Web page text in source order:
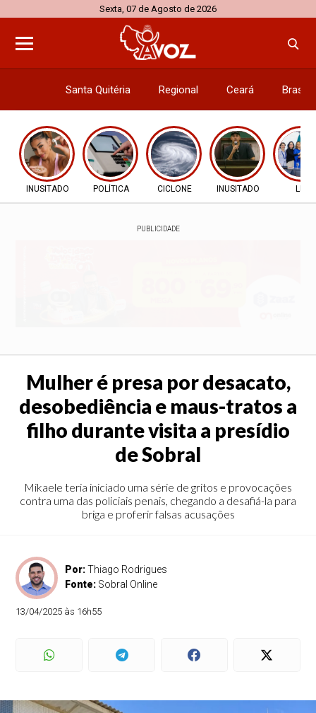
Sexta, 07 de Agosto de 2026
Santa Quitéria Regional Ceará Brasil
INUSITADO POLÍTICA CICLONE INUSITADO LEI
PUBLICIDADE
Mulher é presa por desacato,
desobediência e maus-tratos a
filho durante visita a presídio
de Sobral
Mikaele teria iniciado uma série de gritos e provocações
contra uma das policiais penais, chegando a desafiá-la para
briga e proferir falsas acusações
Por:Thiago Rodrigues
Fonte: Sobral Online
13/04/2025 às 16h55